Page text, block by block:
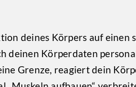
deines Körpers auf
deinen Körperdaten
Grenze, reagiert dein